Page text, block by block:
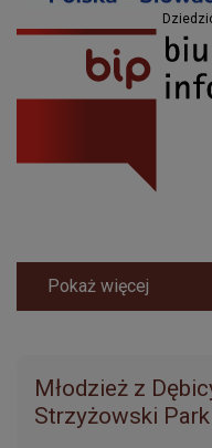
Pokaż więcej
Młodzież z
Strzyżowski